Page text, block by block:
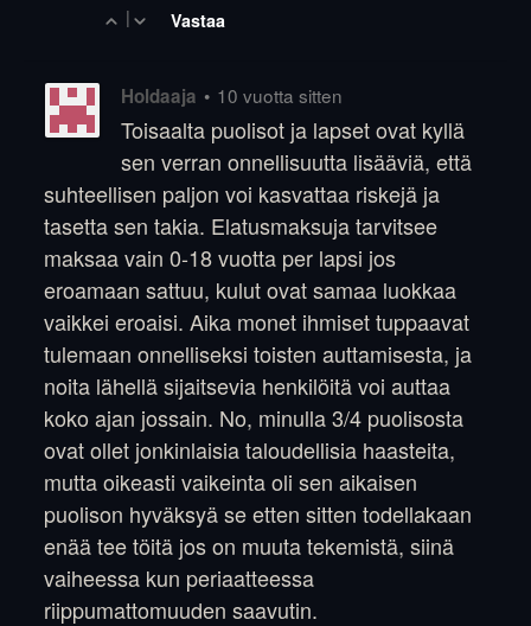
| Vastaa
Holdaaja • 10 vuotta sitten
Toisaalta puolisot ja lapset ovat kyllä
sen verran onnellisuutta lisääviä, että
suhteellisen paljon voi kasvattaa riskejä ja
tasetta sen takia. Elatusmaksuja tarvitsee
maksaa vain 0-18 vuotta per lapsi jos
eroamaan sattuu, kulut ovat samaa luokkaa
vaikkei eroaisi. Aika monet ihmiset tuppaavat
tulemaan onnelliseksi toisten auttamisesta, ja
noita lähellä sijaitsevia henkilöitä voi auttaa
koko ajan jossain. No, minulla 3/4 puolisosta
ovat ollet jonkinlaisia taloudellisia haasteita,
mutta oikeasti vaikeinta oli sen aikaisen
puolison hyväksyä se etten sitten todellakaan
enää tee töitä jos on muuta tekemistä, siinä
vaiheessa kun periaatteessa
riippumattomuuden saavutin.